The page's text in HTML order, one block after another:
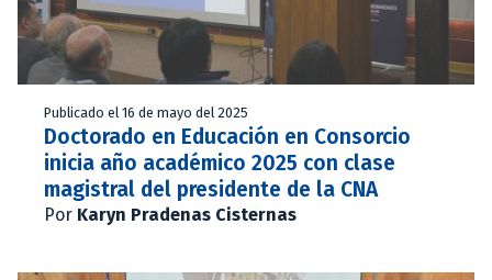
Publicado el 16 de mayo del 2025
Doctorado en Educación en Consorcio
inicia año académico 2025 con clase
magistral del presidente de la CNA
Por Karyn Pradenas Cisternas